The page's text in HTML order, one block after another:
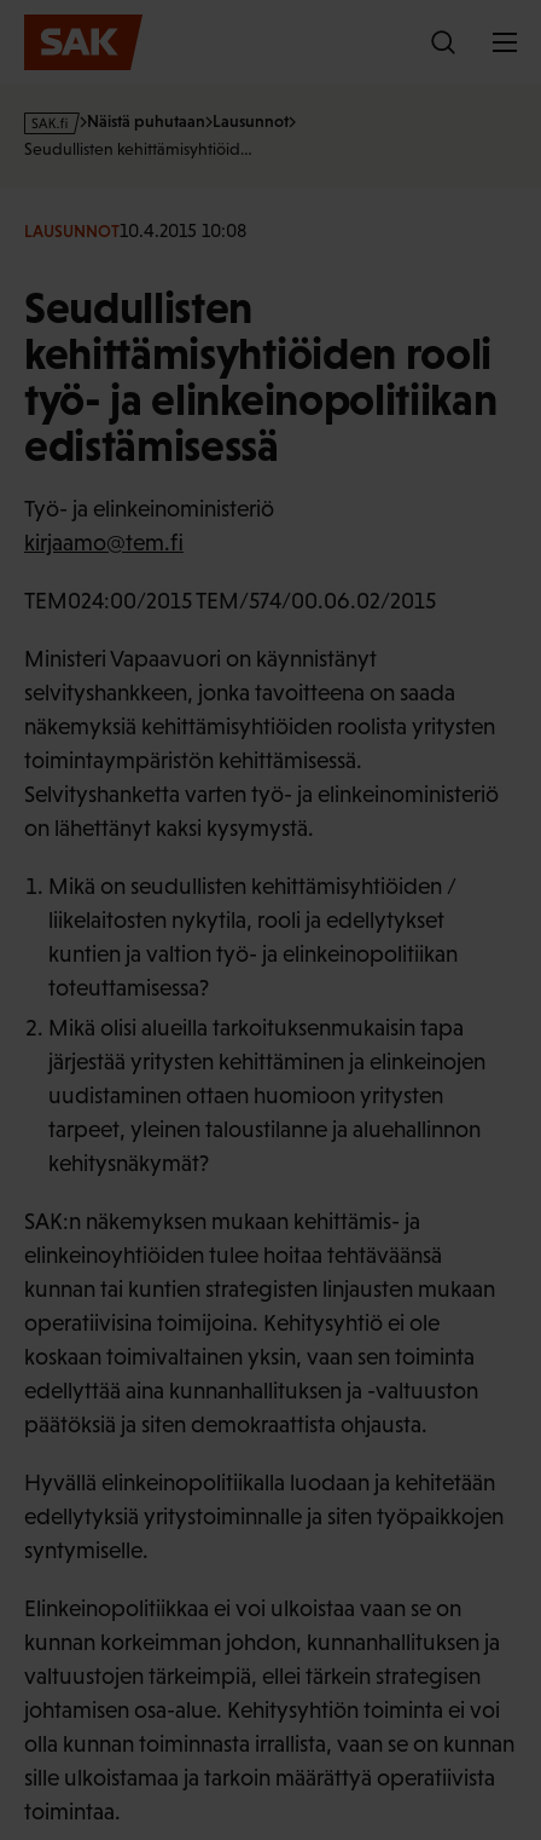
Hyppää
sisältöön
s
a
f
Näistä puhutaan Lausunnot
Seudullisten kehittämisyhtiöid…
LAUSUNNOT10.4.2015 10:08
Seudullisten
kehittämisyhtiöiden rooli
työ- ja elinkeinopolitiikan
edistämisessä
Työ- ja elinkeinoministeriö
kirjaamo@tem.fi
TEM024:00/2015 TEM/574/00.06.02/2015
Ministeri Vapaavuori on käynnistänyt
selvityshankkeen, jonka tavoitteena on saada
näkemyksiä kehittämisyhtiöiden roolista yritysten
toimintaympäristön kehittämisessä.
Selvityshanketta varten työ- ja elinkeinoministeriö
on lähettänyt kaksi kysymystä.
Mikä on seudullisten kehittämisyhtiöiden /
liikelaitosten nykytila, rooli ja edellytykset
kuntien ja valtion työ- ja elinkeinopolitiikan
toteuttamisessa?
Mikä olisi alueilla tarkoituksenmukaisin tapa
järjestää yritysten kehittäminen ja elinkeinojen
uudistaminen ottaen huomioon yritysten
tarpeet, yleinen taloustilanne ja aluehallinnon
kehitysnäkymät?
SAK:n näkemyksen mukaan kehittämis- ja
elinkeinoyhtiöiden tulee hoitaa tehtäväänsä
kunnan tai kuntien strategisten linjausten mukaan
operatiivisina toimijoina. Kehitysyhtiö ei ole
koskaan toimivaltainen yksin, vaan sen toiminta
edellyttää aina kunnanhallituksen ja -valtuuston
päätöksiä ja siten demokraattista ohjausta.
Hyvällä elinkeinopolitiikalla luodaan ja kehitetään
edellytyksiä yritystoiminnalle ja siten työpaikkojen
syntymiselle.
Elinkeinopolitiikkaa ei voi ulkoistaa vaan se on
kunnan korkeimman johdon, kunnanhallituksen ja
valtuustojen tärkeimpiä, ellei tärkein strategisen
johtamisen osa-alue. Kehitysyhtiön toiminta ei voi
olla kunnan toiminnasta irrallista, vaan se on kunnan
sille ulkoistamaa ja tarkoin määrättyä operatiivista
toimintaa.